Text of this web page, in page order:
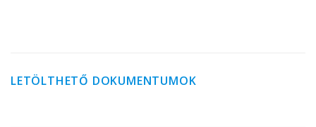
LETÖLTHETŐ DOKUMENTUMOK